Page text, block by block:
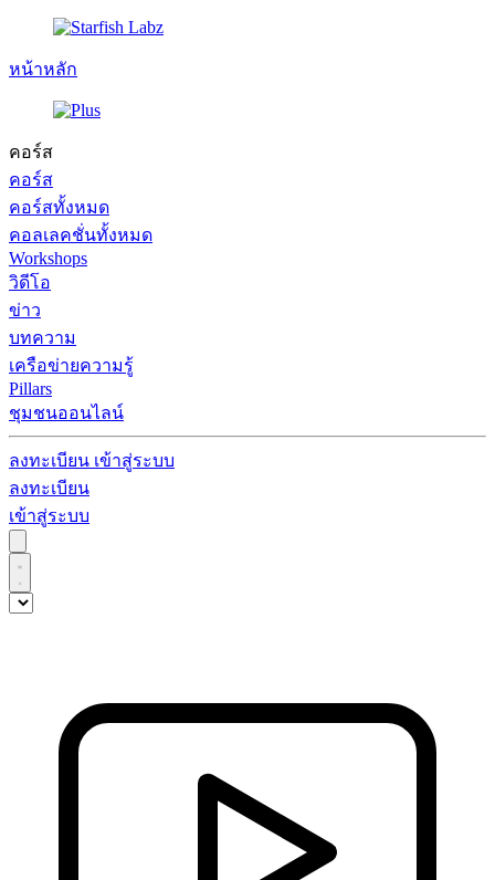
หน้าหลัก
คอร์ส
คอร์ส
คอร์สทั้งหมด
คอลเลคชั่นทั้งหมด
Workshops
วิดีโอ
ข่าว
บทความ
เครือข่ายความรู้
Pillars
ชุมชนออนไลน์
ลงทะเบียน เข้าสู่ระบบ
ลงทะเบียน
เข้าสู่ระบบ